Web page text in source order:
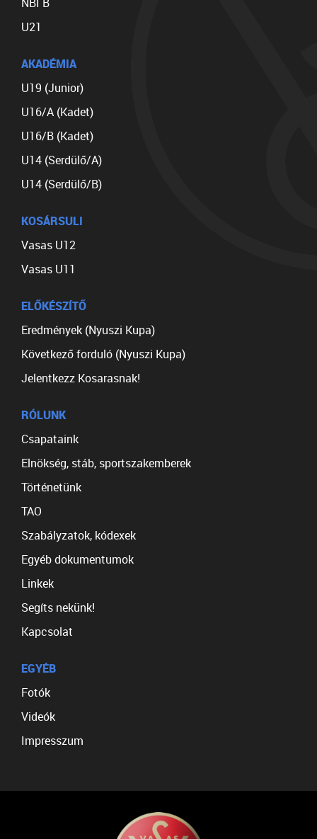
U21
AKADÉMIA
U19 (Junior)
U16/A (Kadet)
U16/B (Kadet)
U14 (Serdülő/A)
U14 (Serdülő/B)
KOSÁRSULI
Vasas U12
Vasas U11
ELŐKÉSZÍTŐ
Eredmények (Nyuszi Kupa)
Következő forduló (Nyuszi Kupa)
Jelentkezz Kosarasnak!
RÓLUNK
Csapataink
Elnökség, stáb, sportszakemberek
Történetünk
TAO
Szabályzatok, kódexek
Egyéb dokumentumok
Linkek
Segíts nekünk!
Kapcsolat
EGYÉB
Fotók
Videók
Impresszum